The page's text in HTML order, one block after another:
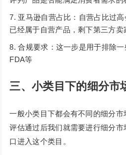
亚马逊自营占比：自营占比过
已经属于自营产品，剩下第三方
合规要求：这一步是用于排除
FDA等
三、小类目下的细分市
一般小类目下都会有不同的细分
评估通过后我们就需要进行细分市
口进入这个类目。